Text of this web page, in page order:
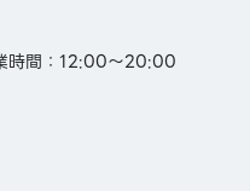
時間：12:00～20:00